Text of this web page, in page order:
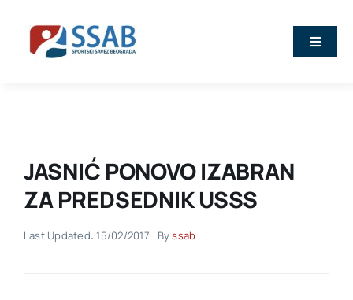
content
Toggle
Kalendar
JASNIĆ PONOVO IZABRAN
ZA PREDSEDNIK USSS
Last Updated: 15/02/2017 Byssab